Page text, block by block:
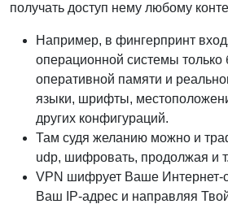
получать доступ нему любому
Например, в фингерпринт
операционной системы только
оперативной памяти и
языки, шрифты,
других конфигураций.
Там судя желанию можно и
udp, шифровать, продолжая и
VPN шифрует Ваше Интернет-
Ваш IP-адрес и направляя